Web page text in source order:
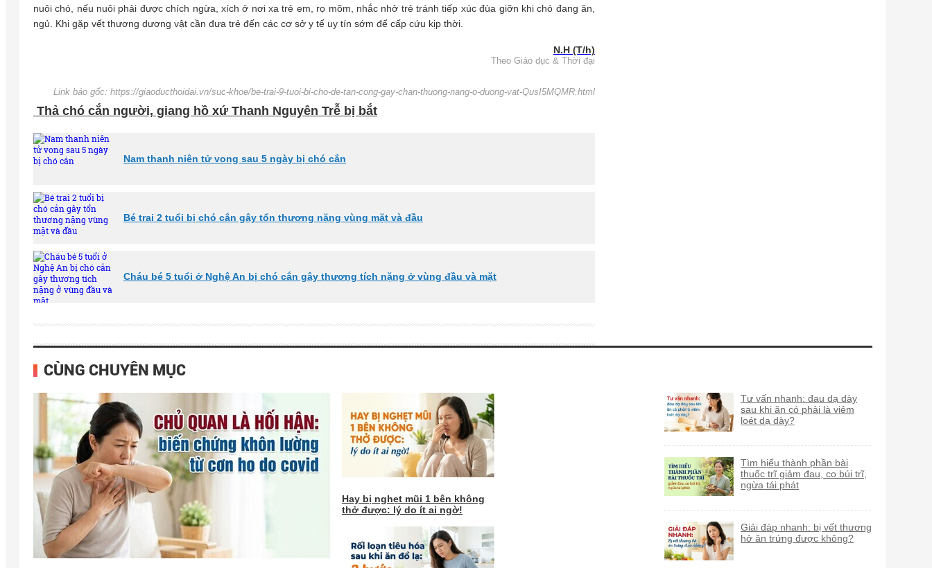
nuôi chó, nếu nuôi phải được chích ngừa, xích ở nơi xa trẻ em, rọ mõm, nhắc nhở trẻ tránh tiếp xúc đùa giỡn khi chó đang ăn,
ngủ. Khi gặp vết thương dương vật cần đưa trẻ đến các cơ sở y tế uy tín sớm để cấp cứu kịp thời.
N.H (T/h)
Theo Giáo dục & Thời đại
Link báo gốc: https://giaoducthoidai.vn/suc-khoe/be-trai-9-tuoi-bi-cho-de-tan-cong-gay-chan-thuong-nang-o-duong-vat-QusI5MQMR.html
Thả chó cắn người, giang hồ xứ Thanh Nguyên Trễ bị bắt
Nam thanh niên tử vong sau 5 ngày bị chó cắn
Bé trai 2 tuổi bị chó cắn gây tổn thương nặng vùng mặt và đầu
Cháu bé 5 tuổi ở Nghệ An bị chó cắn gây thương tích nặng ở vùng đầu và mặt
CÙNG CHUYÊN MỤC
Hay bị nghẹt mũi 1 bên không
thở được: lý do ít ai ngờ!
Tư vấn nhanh: đau dạ dày
sau khi ăn có phải là viêm
loét dạ dày?
Tìm hiểu thành phần bài
thuốc trĩ giảm đau, co búi trĩ,
ngừa tái phát
Giải đáp nhanh: bị vết thương
hở ăn trứng được không?